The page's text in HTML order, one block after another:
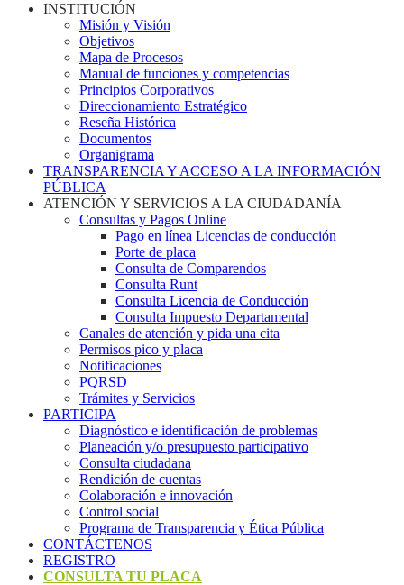
INSTITUCIÓN
Misión y Visión
Objetivos
Mapa de Procesos
Manual de funciones y competencias
Principios Corporativos
Direccionamiento Estratégico
Reseña Histórica
Documentos
Organigrama
TRANSPARENCIA Y ACCESO A LA INFORMACIÓN
PÚBLICA
ATENCIÓN Y SERVICIOS A LA CIUDADANÍA
Consultas y Pagos Online
Pago en línea Licencias de conducción
Porte de placa
Consulta de Comparendos
Consulta Runt
Consulta Licencia de Conducción
Consulta Impuesto Departamental
Canales de atención y pida una cita
Permisos pico y placa
Notificaciones
PQRSD
Trámites y Servicios
PARTICIPA
Diagnóstico e identificación de problemas
Planeación y/o presupuesto participativo​
Consulta ciudadana
Rendición de cuentas
Colaboración e innovación
Control social
Programa de Transparencia y Ética Pública
CONTÁCTENOS
REGISTRO
CONSULTA TU PLACA